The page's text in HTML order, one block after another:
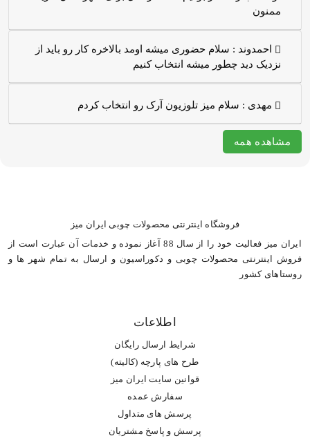
ممنون
احمدوند : سلام حضوری میشه اومد بالاخره کار رو باید از
نزدیک دید چطور میشه انتخاب کنیم
مهدی : سلام میز تلوزیون آرک رو انتخاب کردم
مشاهده همه
فروشگاه اینترنتی محصولات چوبی ایران میز
ایران میز فعالیت خود را از سال 88 آغاز نموده و خدمات آن عبارت است از
فروش اینترنتی محصولات چوبی و دکوراسیون و ارسال به تمام شهر ها و
روستاهای کشور
اطلاعات
شرایط ارسال رایگان
طرح های پارچه (کالیته)
قوانین سایت ایران میز
سفارش عمده
پرسش های متداول
پرسش و پاسخ مشتریان